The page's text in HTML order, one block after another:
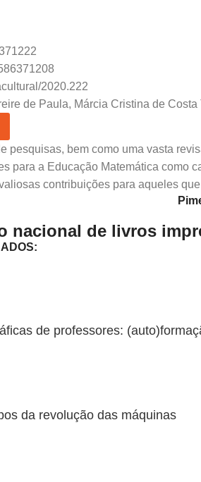
2020.222
de Paula, Márcia Cristina de
pesquisas, bem como uma vasta
para a Educação Matemática como
contribuições para aqueles
nacional de livros
de professores:
da revolução das máquinas